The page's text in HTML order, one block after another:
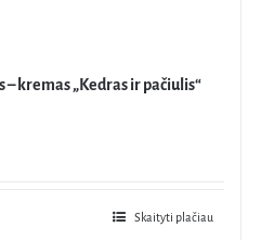
kremas „Kedras ir pačiulis“
Skaityti plačiau